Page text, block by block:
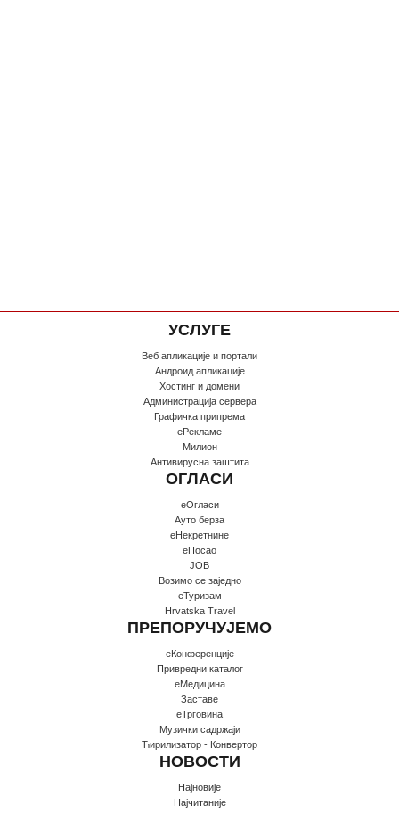
УСЛУГЕ
Веб апликације и портали
Андроид апликације
Хостинг и домени
Администрација сервера
Графичка припрема
еРекламе
Милион
Антивирусна заштита
ОГЛАСИ
еОгласи
Ауто берза
еНекретнине
еПосао
JOB
Возимо се заједно
еТуризам
Hrvatska Travel
ПРЕПОРУЧУЈЕМО
еКонференције
Привредни каталог
еМедицина
Заставе
еТрговина
Музички садржаји
Ћирилизатор - Конвертор
НОВОСТИ
Најновије
Најчитаније